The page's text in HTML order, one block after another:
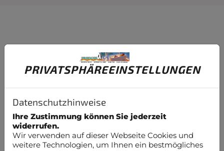
MINIMALISMUS, DER BEGEISTERT.
Moderne Küchen setzen auf Klarheit – der
gleich mehrere Geräte: Wasserkocher, Filterkanne,
Sprudler. Das schafft Platz, reduziert den
Stromverbrauch und sorgt für eine aufgeräumte
Optik. Weniger ist hier wirklich mehr. Mehr Komfort.
Mehr Design. Mehr Freiheit.
PRIVATSPHÄRE­EINSTELLUNGEN
Datenschutzhinweise
Ihre Zustimmung können Sie jederzeit
widerrufen.
Wir verwenden auf dieser Webseite Cookies und
weitere Technologien, um Ihnen ein bestmögliches